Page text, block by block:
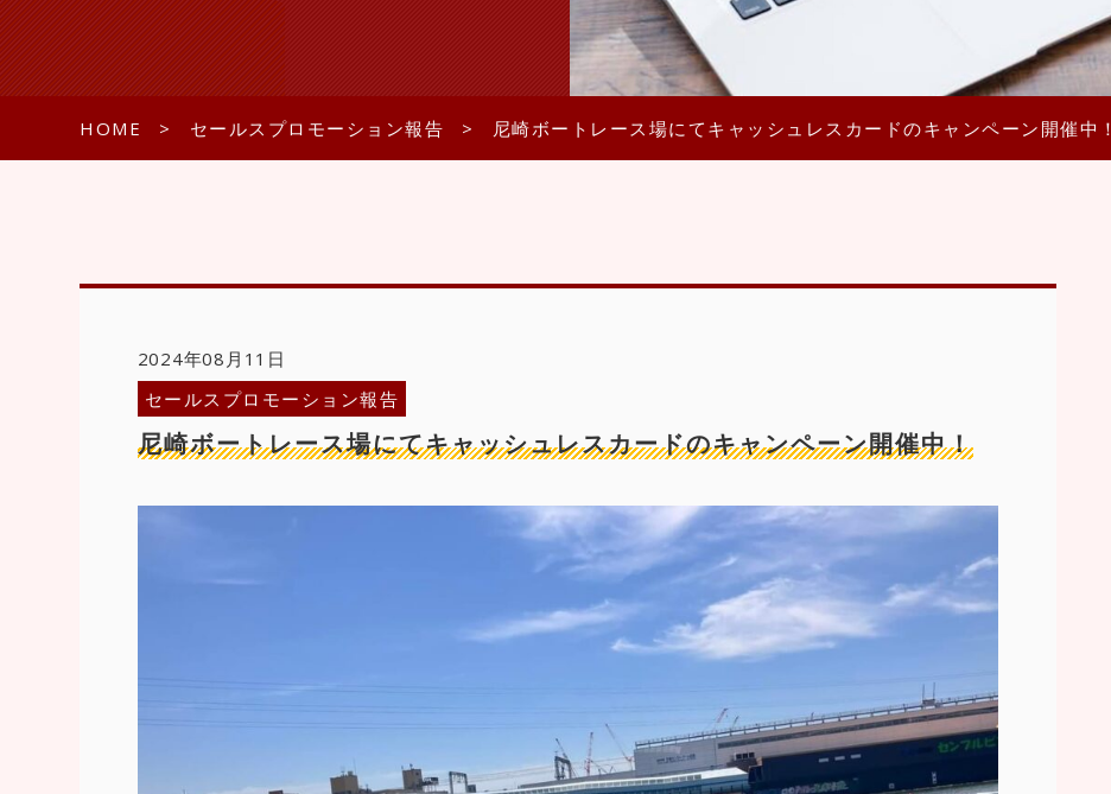
HOME セールスプロモーション報告 尼崎ボートレース場にてキャッシュレスカードのキャンペーン開催中！
2024年08月11日
セールスプロモーション報告
尼崎ボートレース場にてキャッシュレスカードのキャンペーン開催中！